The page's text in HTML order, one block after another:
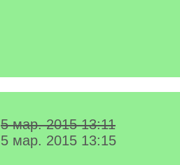
5 мар. 2015 13:11
5 мар. 2015 13:15